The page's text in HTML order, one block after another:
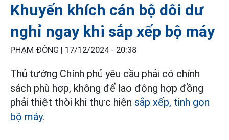
Khuyến khích cán bộ dôi dư
nghỉ ngay khi sắp xếp bộ máy
PHẠM ĐÔNG | 17/12/2024 - 20:38
Thủ tướng Chính phủ yêu cầu phải có chính
sách phù hợp, không để lao động hợp đồng
phải thiệt thòi khi thực hiện sắp xếp, tinh gọn
bộ máy.